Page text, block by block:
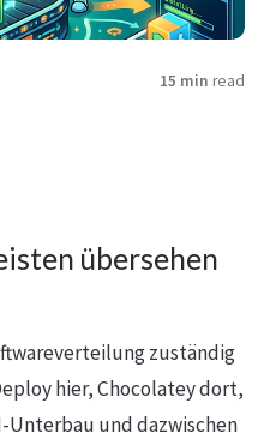
15 min read
übersehen
zuständig
hier, Chocolatey dort,
Unterbau und dazwischen